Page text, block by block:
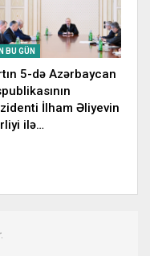
BU GÜN
5-də Azərbaycan
İlham Əliyevin
ilə…